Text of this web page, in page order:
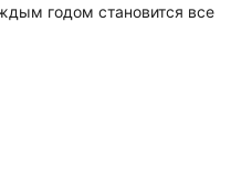
годом становится все